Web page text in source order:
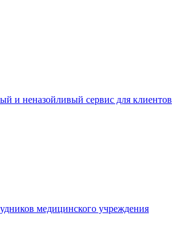
и неназойливый сервис для клиентов
медицинского учреждения